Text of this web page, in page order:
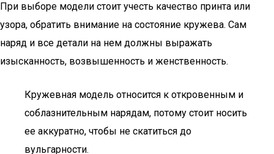
При выборе модели стоит учесть качество принта или
узора, обратить внимание на состояние кружева. Сам
наряд и все детали на нем должны выражать
изысканность, возвышенность и женственность.
Кружевная модель относится к откровенным и
соблазнительным нарядам, потому стоит носить
ее аккуратно, чтобы не скатиться до
вульгарности.